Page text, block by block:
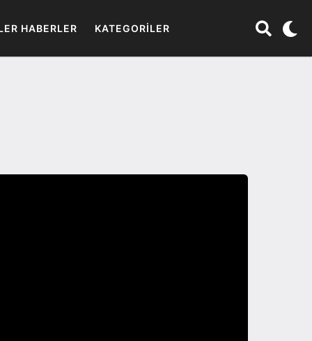
HABERLER KATEGORILER